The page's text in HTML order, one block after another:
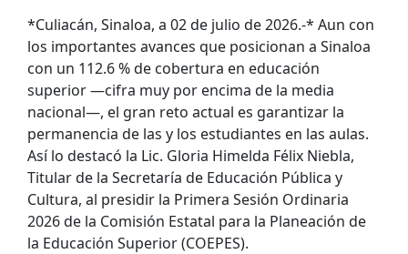
*Culiacán, Sinaloa, a 02 de julio de 2026.-* Aun con
los importantes avances que posicionan a Sinaloa
con un 112.6 % de cobertura en educación
superior —cifra muy por encima de la media
nacional—, el gran reto actual es garantizar la
permanencia de las y los estudiantes en las aulas.
Así lo destacó la Lic. Gloria Himelda Félix Niebla,
Titular de la Secretaría de Educación Pública y
Cultura, al presidir la Primera Sesión Ordinaria
2026 de la Comisión Estatal para la Planeación de
la Educación Superior (COEPES).